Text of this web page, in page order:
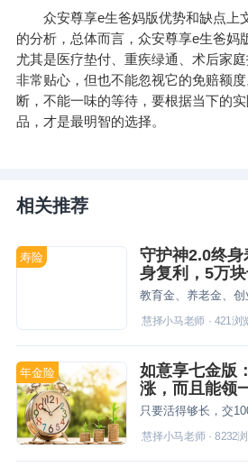
众安尊享e生爸妈版优势和缺点上
的分析，总体而言，众安尊享e生爸妈
尤其是医疗垫付、重疾绿通、术后家
非常贴心，但也不能忽视它的免赔额
断，不能一味的等待，要根据当下的
品，才是最明智的选择。
相关推荐
寿险
守护神2.0终
身复利，5万
自由！
慧择小马老师· 421 浏
年金险
如意享七金版
涨，而且能领
慧择小马老师· 8232